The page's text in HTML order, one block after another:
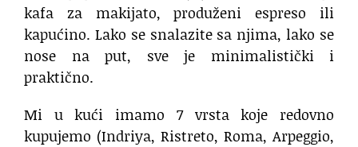
kafa za makijato, produženi espreso ili
kapućino. Lako se snalazite sa njima, lako se
nose na put, sve je minimalistički i
praktično.
Mi u kući imamo 7 vrsta koje redovno
kupujemo (Indriya, Ristreto, Roma, Arpeggio,